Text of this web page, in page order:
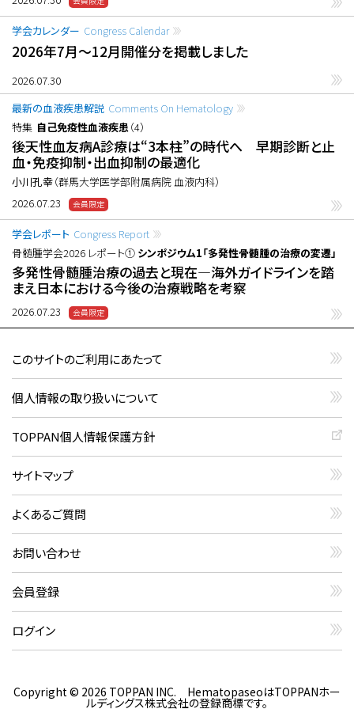
学会カレンダー Congress Calendar
2026年7月〜12月開催分を掲載しました
2026.07.30
最新の血液疾患解説 Comments On Hematology
特集 自己免疫性血液疾患（4）
後天性血友病A診療は“3本柱”の時代へ 早期診断と止
血・免疫抑制・出血抑制の最適化
小川孔幸（群馬大学医学部附属病院 血液内科）
2026.07.23
学会レポート Congress Report
骨髄腫学会2026 レポート① シンポジウム1「多発性骨髄腫の治療の変遷」
多発性骨髄腫治療の過去と現在―海外ガイドラインを踏
まえ日本における今後の治療戦略を考察
2026.07.23
このサイトのご利用にあたって
個人情報の取り扱いについて
TOPPAN個人情報保護方針
サイトマップ
よくあるご質問
お問い合わせ
会員登録
ログイン
Copyright © 2026 TOPPAN INC. HematopaseoはTOPPANホー
ルディングス株式会社の登録商標です。